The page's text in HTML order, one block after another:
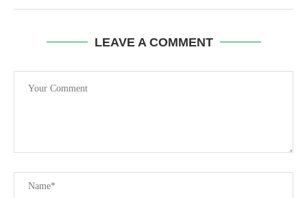
LEAVE A COMMENT